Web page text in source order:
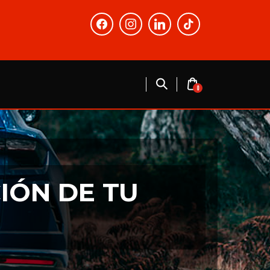
facebook instagramlinkedin tiktok
0
DE TU